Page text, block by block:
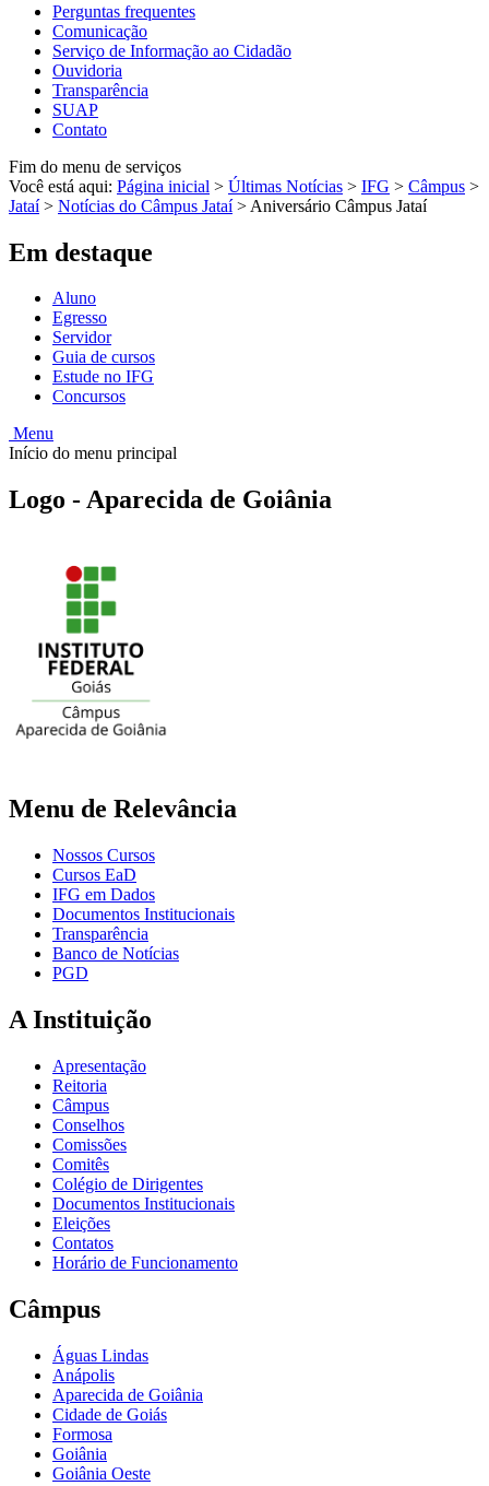
Perguntas frequentes
Comunicação
Serviço de Informação ao Cidadão
Ouvidoria
Transparência
SUAP
Contato
Fim do menu de serviços
Você está aqui: Página inicial > Últimas Notícias > IFG > Câmpus >
Jataí > Notícias do Câmpus Jataí > Aniversário Câmpus Jataí
Em destaque
Aluno
Egresso
Servidor
Guia de cursos
Estude no IFG
Concursos
Menu
Início do menu principal
Logo - Aparecida de Goiânia
Menu de Relevância
Nossos Cursos
Cursos EaD
IFG em Dados
Documentos Institucionais
Transparência
Banco de Notícias
PGD
A Instituição
Apresentação
Reitoria
Câmpus
Conselhos
Comissões
Comitês
Colégio de Dirigentes
Documentos Institucionais
Eleições
Contatos
Horário de Funcionamento
Câmpus
Águas Lindas
Anápolis
Aparecida de Goiânia
Cidade de Goiás
Formosa
Goiânia
Goiânia Oeste